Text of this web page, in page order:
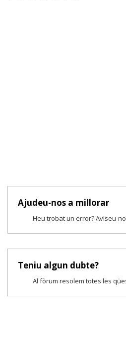
Ajudeu-nos a millorar
Heu trobat un error? Aviseu-
Teniu algun dubte?
Al fòrum resolem totes les